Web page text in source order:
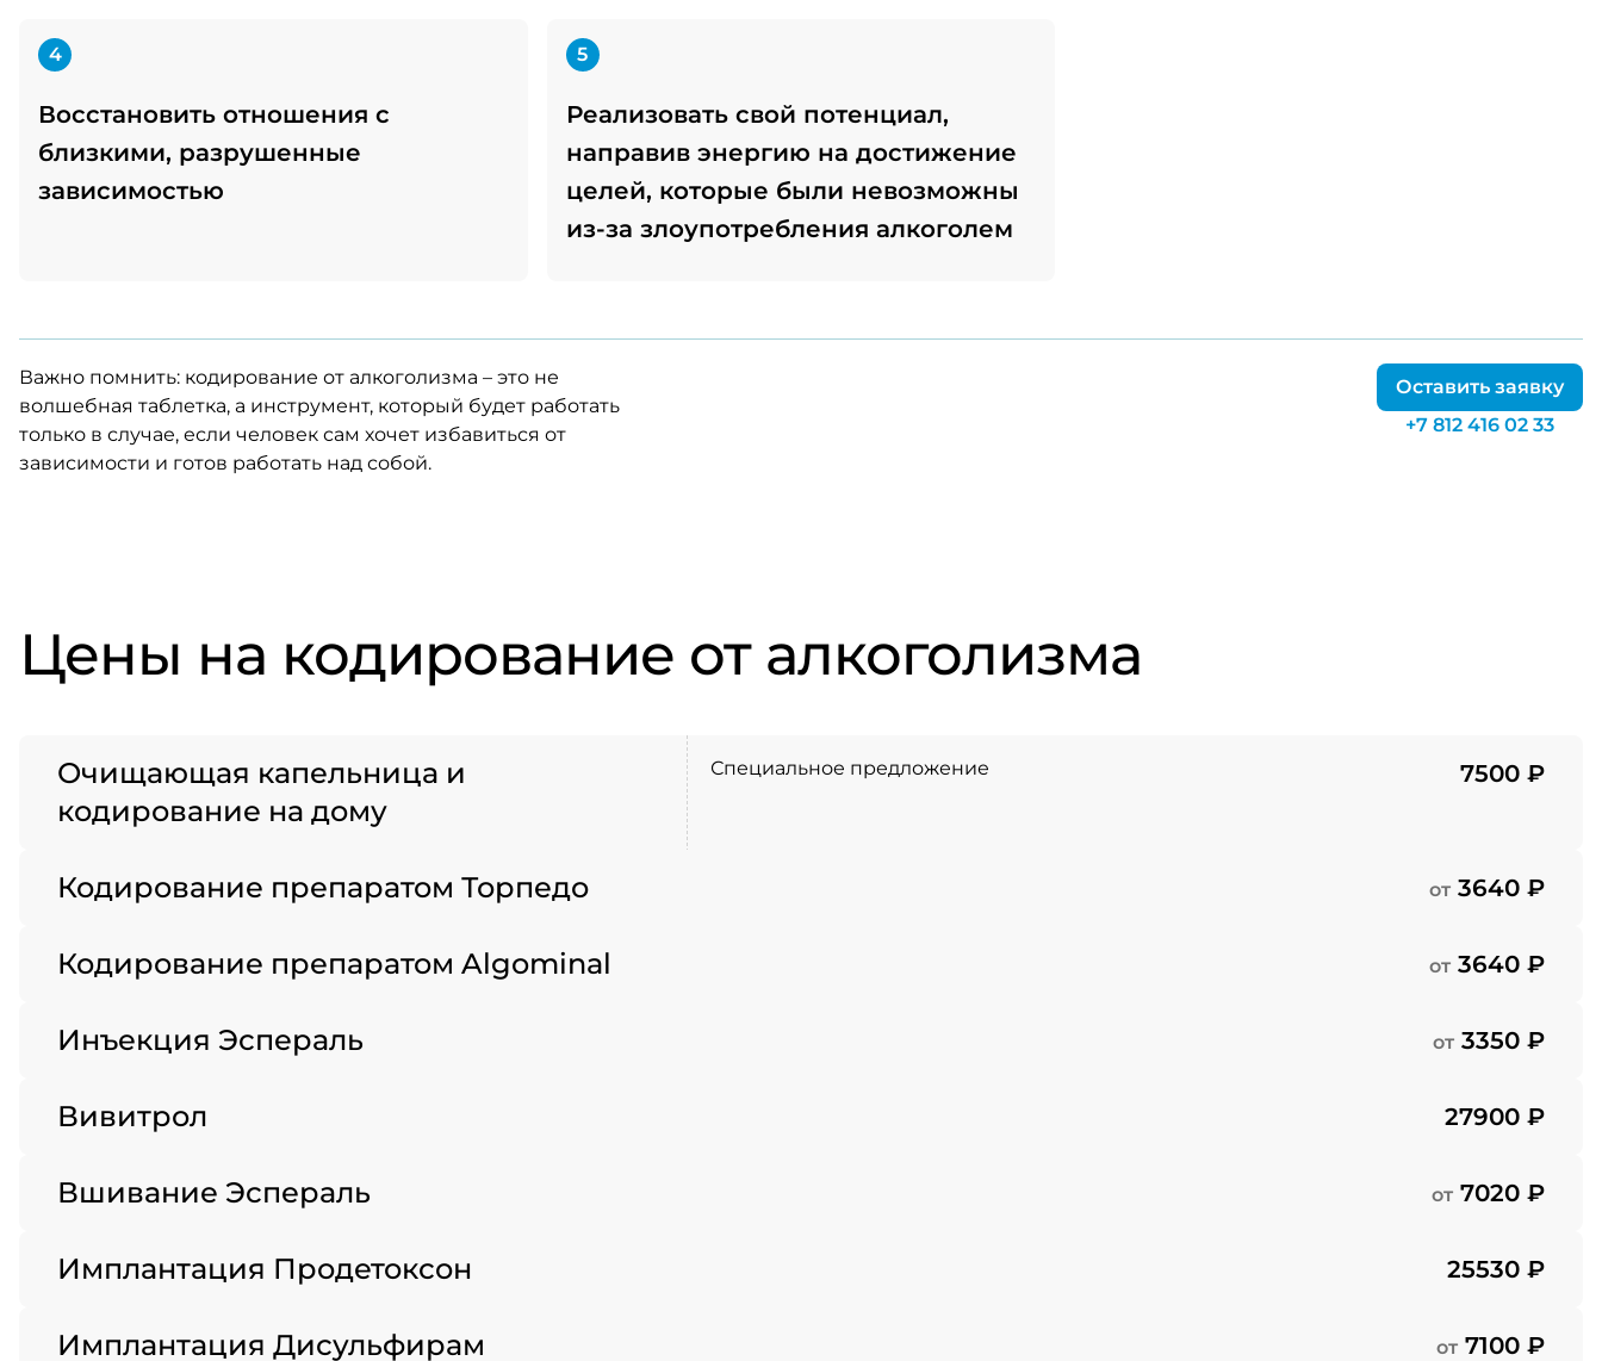
4
Восстановить отношения с
близкими, разрушенные
зависимостью
5
Реализовать свой потенциал,
направив энергию на достижение
целей, которые были невозможны
из-за злоупотребления алкоголем
Важно помнить: кодирование от алкоголизма – это не
волшебная таблетка, а инструмент, который будет работать
только в случае, если человек сам хочет избавиться от
зависимости и готов работать над собой.
Оставить заявку
+7 812 416 02 33
Цены на кодирование от алкоголизма
Очищающая капельница и
кодирование на дому
Специальное предложение 7500 ₽
Кодирование препаратом Торпедо от3640 ₽
Кодирование препаратом Algominal от3640 ₽
Инъекция Эспераль от3350 ₽
Вивитрол 27900 ₽
Вшивание Эспераль от7020 ₽
Имплантация Продетоксон 25530 ₽
Имплантация Дисульфирам от7100 ₽